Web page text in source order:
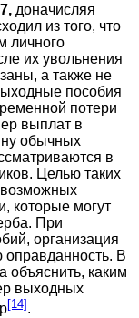
доначисляя
из того, что
личного
их увольнения
а также не
пособия
потери
выплат в
обычных
в
Целью таких
которые могут
При
организация
оправданность. В
объяснить, каким
выходных
[14] .